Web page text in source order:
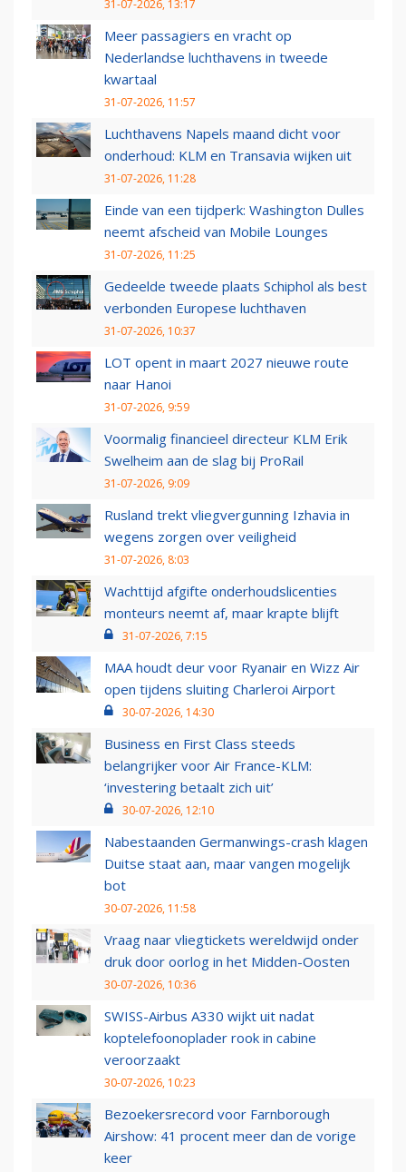
31-07-2026, 13:17
Meer passagiers en vracht op
Nederlandse luchthavens in tweede
kwartaal
31-07-2026, 11:57
Luchthavens Napels maand dicht voor
onderhoud: KLM en Transavia wijken uit
31-07-2026, 11:28
Einde van een tijdperk: Washington Dulles
neemt afscheid van Mobile Lounges
31-07-2026, 11:25
Gedeelde tweede plaats Schiphol als best
verbonden Europese luchthaven
31-07-2026, 10:37
LOT opent in maart 2027 nieuwe route
naar Hanoi
31-07-2026, 9:59
Voormalig financieel directeur KLM Erik
Swelheim aan de slag bij ProRail
31-07-2026, 9:09
Rusland trekt vliegvergunning Izhavia in
wegens zorgen over veiligheid
31-07-2026, 8:03
Wachttijd afgifte onderhoudslicenties
monteurs neemt af, maar krapte blijft
31-07-2026, 7:15
MAA houdt deur voor Ryanair en Wizz Air
open tijdens sluiting Charleroi Airport
30-07-2026, 14:30
Business en First Class steeds
belangrijker voor Air France-KLM:
‘investering betaalt zich uit’
30-07-2026, 12:10
Nabestaanden Germanwings-crash klagen
Duitse staat aan, maar vangen mogelijk
bot
30-07-2026, 11:58
Vraag naar vliegtickets wereldwijd onder
druk door oorlog in het Midden-Oosten
30-07-2026, 10:36
SWISS-Airbus A330 wijkt uit nadat
koptelefoonoplader rook in cabine
veroorzaakt
30-07-2026, 10:23
Bezoekersrecord voor Farnborough
Airshow: 41 procent meer dan de vorige
keer